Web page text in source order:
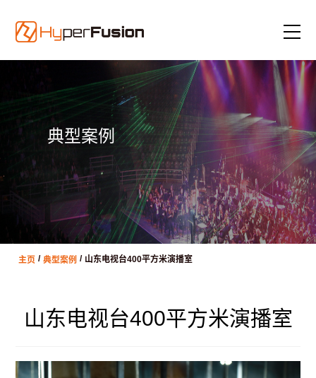
典型案例
主页 / 典型案例 / 山东电视台400平方米演播室
山东电视台400平方米演播室